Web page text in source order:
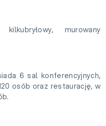
murowany
6 sal konferencyjnych,
osób oraz restaurację, w